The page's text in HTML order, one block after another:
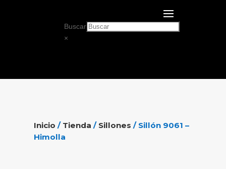
Buscar
×
Inicio / Tienda / Sillones / Sillón 9061 –
Himolla